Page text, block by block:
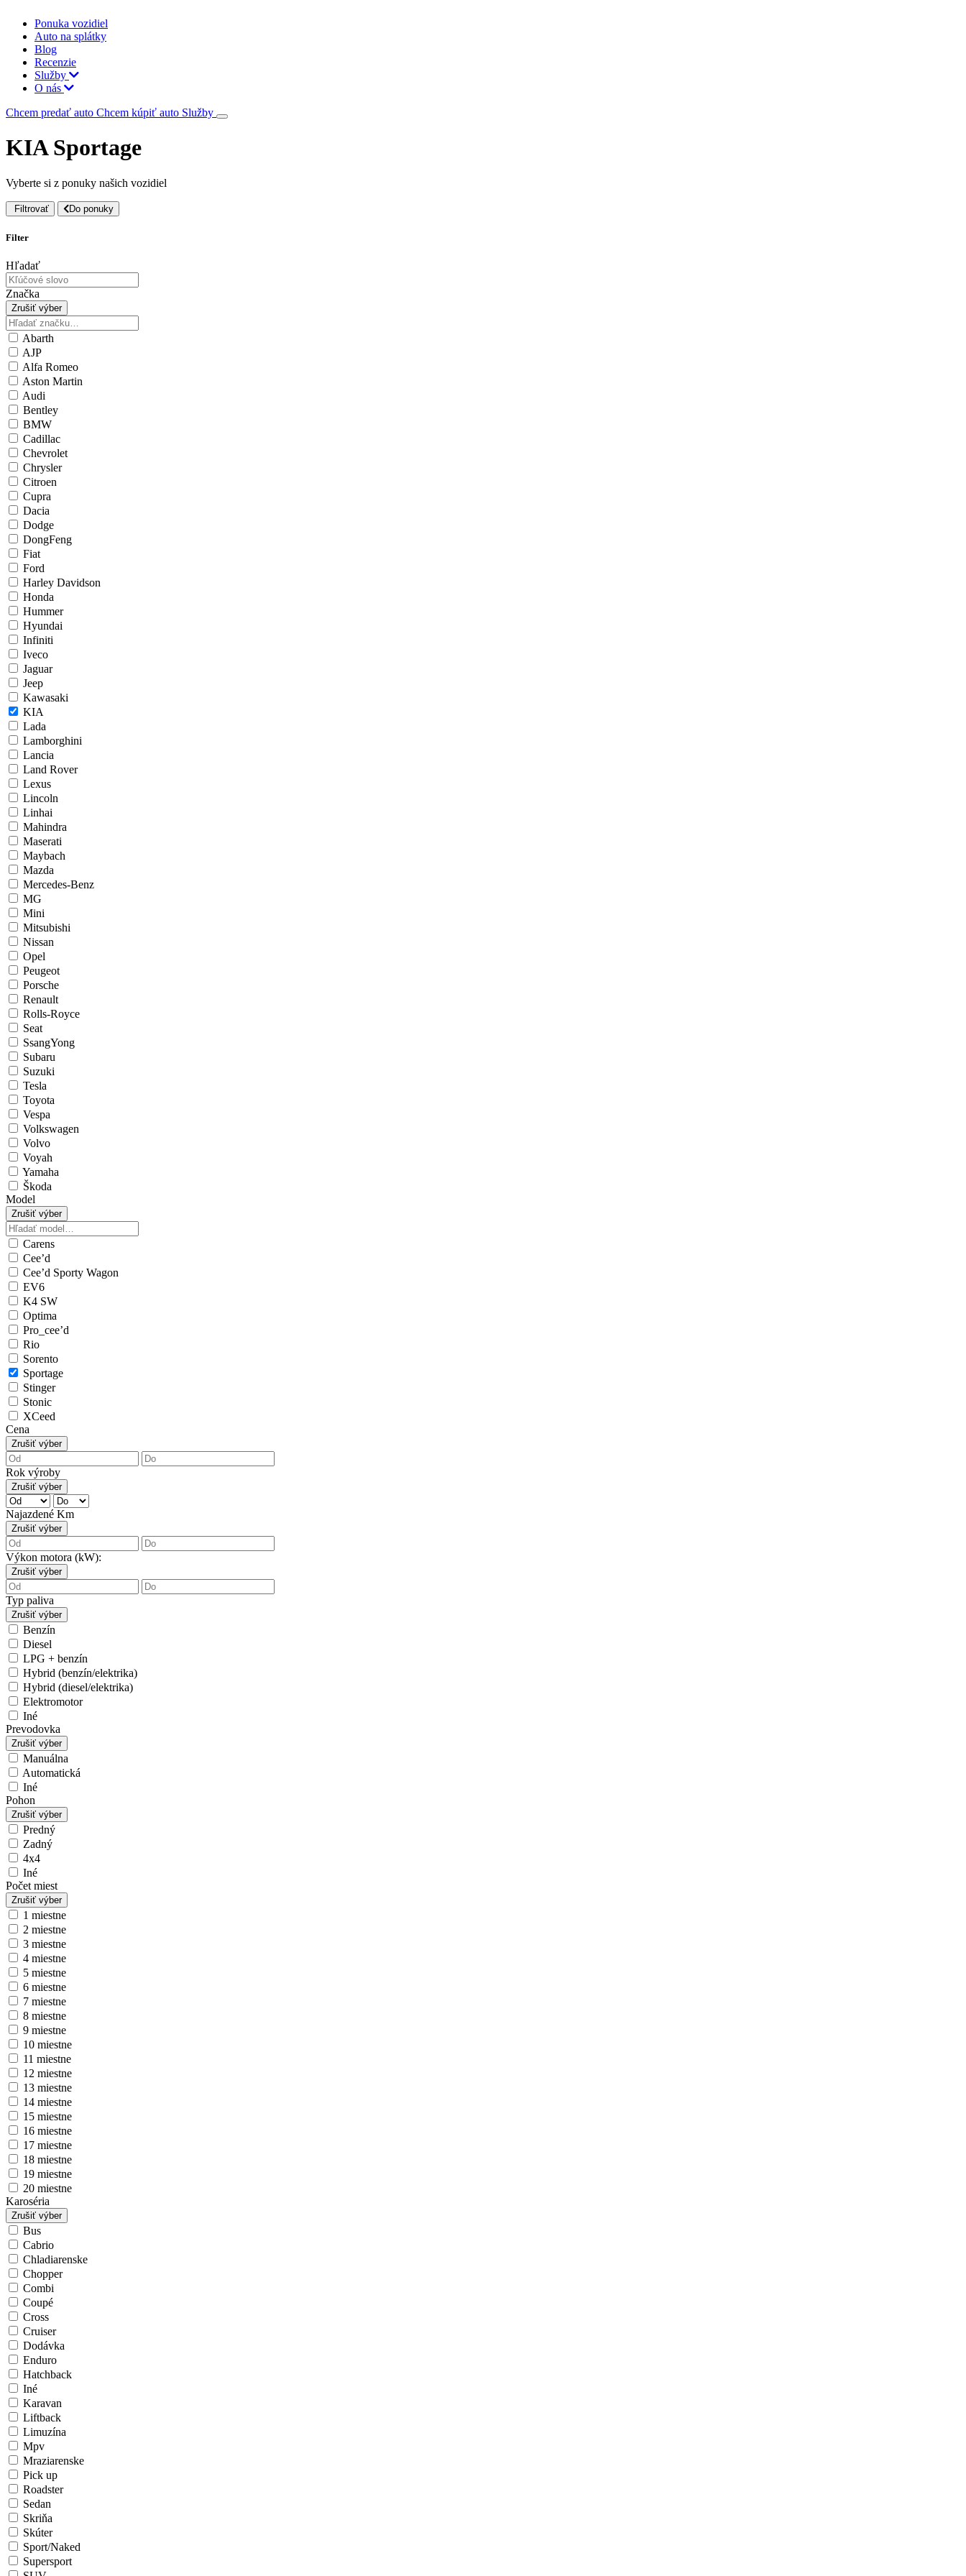
Ponuka vozidiel
Auto na splátky
Blog
Recenzie
Služby
O nás
Chcem predať auto Chcem kúpiť auto Služby
KIA Sportage
Vyberte si z ponuky našich vozidiel
Filtrovať Do ponuky
Filter
Hľadať
Značka
Zrušiť výber
Abarth
AJP
Alfa Romeo
Aston Martin
Audi
Bentley
BMW
Cadillac
Chevrolet
Chrysler
Citroen
Cupra
Dacia
Dodge
DongFeng
Fiat
Ford
Harley Davidson
Honda
Hummer
Hyundai
Infiniti
Iveco
Jaguar
Jeep
Kawasaki
KIA
Lada
Lamborghini
Lancia
Land Rover
Lexus
Lincoln
Linhai
Mahindra
Maserati
Maybach
Mazda
Mercedes-Benz
MG
Mini
Mitsubishi
Nissan
Opel
Peugeot
Porsche
Renault
Rolls-Royce
Seat
SsangYong
Subaru
Suzuki
Tesla
Toyota
Vespa
Volkswagen
Volvo
Voyah
Yamaha
Škoda
Model
Zrušiť výber
Carens
Cee’d
Cee’d Sporty Wagon
EV6
K4 SW
Optima
Pro_cee’d
Rio
Sorento
Sportage
Stinger
Stonic
XCeed
Cena
Zrušiť výber
Rok výroby
Zrušiť výber
Najazdené Km
Zrušiť výber
Výkon motora (kW):
Zrušiť výber
Typ paliva
Zrušiť výber
Benzín
Diesel
LPG + benzín
Hybrid (benzín/elektrika)
Hybrid (diesel/elektrika)
Elektromotor
Iné
Prevodovka
Zrušiť výber
Manuálna
Automatická
Iné
Pohon
Zrušiť výber
Predný
Zadný
4x4
Iné
Počet miest
Zrušiť výber
1 miestne
2 miestne
3 miestne
4 miestne
5 miestne
6 miestne
7 miestne
8 miestne
9 miestne
10 miestne
11 miestne
12 miestne
13 miestne
14 miestne
15 miestne
16 miestne
17 miestne
18 miestne
19 miestne
20 miestne
Karoséria
Zrušiť výber
Bus
Cabrio
Chladiarenske
Chopper
Combi
Coupé
Cross
Cruiser
Dodávka
Enduro
Hatchback
Iné
Karavan
Liftback
Limuzína
Mpv
Mraziarenske
Pick up
Roadster
Sedan
Skriňa
Skúter
Sport/Naked
Supersport